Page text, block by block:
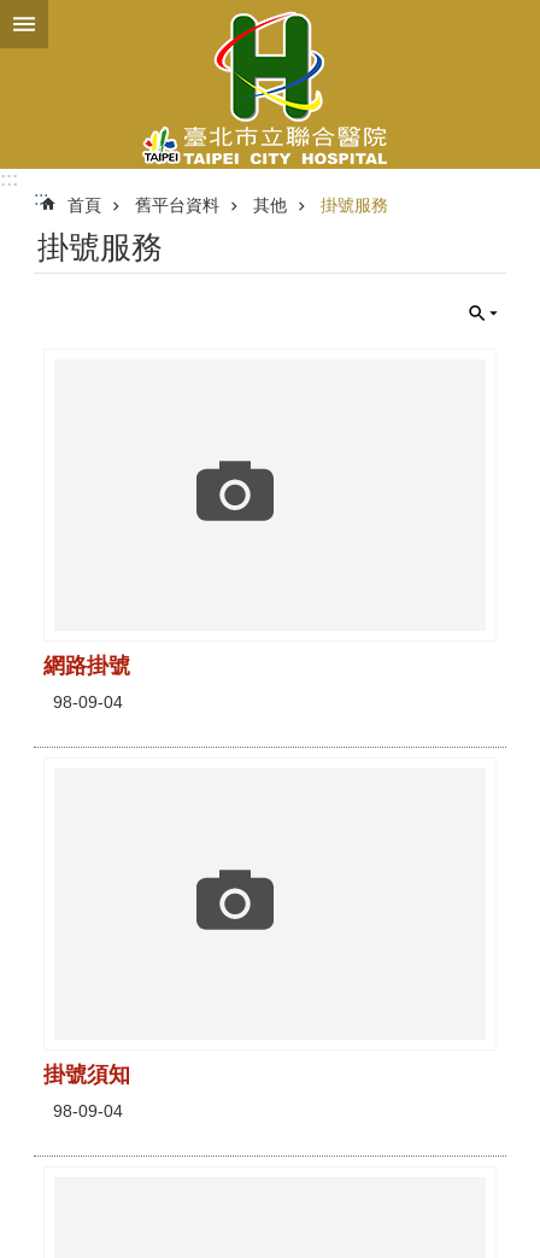
跳到主要內容區塊
:::
::: 首頁 舊平台資料 其他 掛號服務
掛號服務
網路掛號
98-09-04
掛號須知
98-09-04